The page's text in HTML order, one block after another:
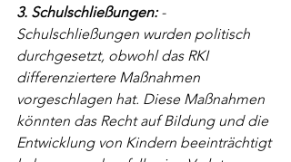
3. Schulschließungen: -
Schulschließungen wurden politisch
durchgesetzt, obwohl das RKI
differenziertere Maßnahmen
vorgeschlagen hat. Diese Maßnahmen
könnten das Recht auf Bildung und die
Entwicklung von Kindern beeinträchtigt